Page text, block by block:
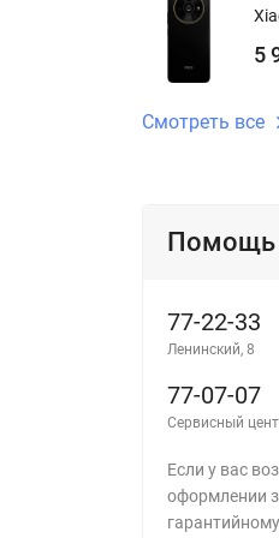
5
Смотреть все
Помощь
77-22-33
Ленинский, 8
77-07-07
Сервисный
Если у вас
оформлении